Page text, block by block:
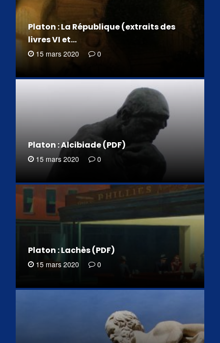
Platon : La République (extraits des
livres VI et…
15 mars 2020 0
Platon : Alcibiade (PDF)
15 mars 2020 0
Platon : Lachès (PDF)
15 mars 2020 0